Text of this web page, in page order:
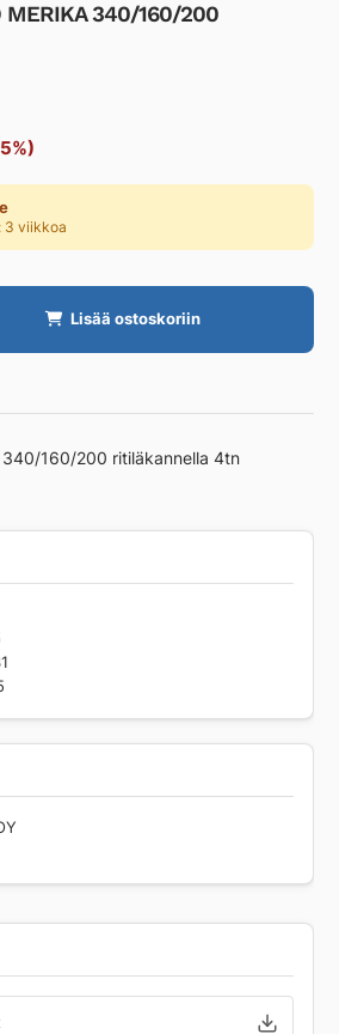
MERIKA 340/160/200
3 viikkoa
Lisää ostoskoriin
160/200 ritiläkannella 4tn